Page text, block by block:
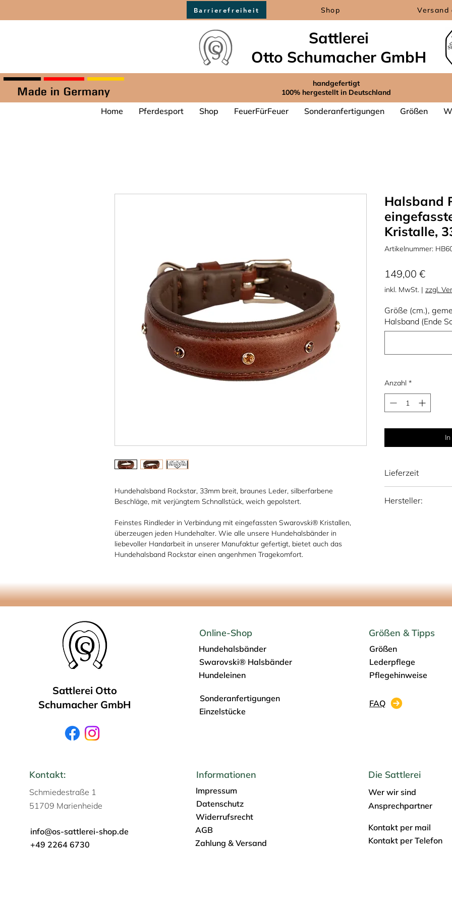
Barrierefreiheit Shop Versand
Sattlerei
Otto Schumacher GmbH
handgefertigt
100% hergestellt in Deutschland
Home Pferdesport Shop FeuerFürFeuer Sonderanfertigungen Größen
Hundehalsband Rockstar, 33mm breit, braunes Leder, silberfarbene
Beschläge, mit verjüngtem Schnallstück, weich gepolstert.
Feinstes Rindleder in Verbindung mit eingefassten Swarovski® Kristallen,
überzeugen jeden Hundehalter. Wie alle unsere Hundehalsbänder in
liebevoller Handarbeit in unserer Manufaktur gefertigt, bietet auch das
Hundehalsband Rockstar einen angenhmen Tragekomfort.
Halsband
Kristalle,
Artikelnummer:
149,00 €Preis
inkl. MwSt. | zzgl.
Größe (cm.),
Halsband (Ende
Anzahl *
Lieferzeit
international: 15-20
Hersteller:
Sattlerei Otto
Schumacher GmbH
Online-Shop
Hundehalsbänder
Swarovski® Halsbänder
Hundeleinen
Sonderanfertigungen
Einzelstücke
Größen & Tipps
Größen
Lederpflege
Pflegehinweise
FAQ
Kontakt:
Schmiedestraße 1
51709 Marienheide
info@os-sattlerei-shop.de
+49 2264 6730
Informationen
Impressum
Datenschutz
Widerrufsrecht
AGB
Zahlung & Versand
Die Sattlerei
Wer wir sind
Ansprechpartner
Kontakt per mail
Kontakt per Telefon